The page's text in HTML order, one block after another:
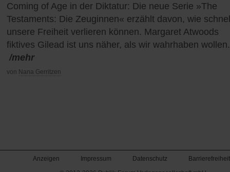
Coming of Age in der Diktatur: Die neue Serie »The
Testaments: Die Zeuginnen« erzählt davon, wie
unsere Freiheit verlieren können. Margaret Atwoods
fiktives Gilead ist uns näher, als wir wahrhaben wollen.
/mehr
von Nana Gerritzen
Anzeigen Impressum Datenschutz
Barrierefreiheit